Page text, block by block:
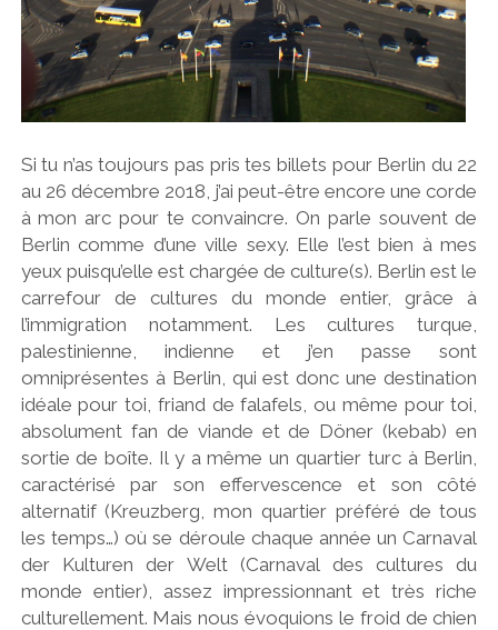
Si tu n’as toujours pas pris tes billets pour Berlin du 22
au 26 décembre 2018, j’ai peut-être encore une corde
à mon arc pour te convaincre. On parle souvent de
Berlin comme d’une ville sexy. Elle l’est bien à mes
yeux puisqu’elle est chargée de culture(s). Berlin est le
carrefour de cultures du monde entier, grâce à
l’immigration notamment. Les cultures turque,
palestinienne, indienne et j’en passe sont
omniprésentes à Berlin, qui est donc une destination
idéale pour toi, friand de falafels, ou même pour toi,
absolument fan de viande et de Döner (kebab) en
sortie de boîte. Il y a même un quartier turc à Berlin,
caractérisé par son effervescence et son côté
alternatif (Kreuzberg, mon quartier préféré de tous
les temps…) où se déroule chaque année un Carnaval
der Kulturen der Welt (Carnaval des cultures du
monde entier), assez impressionnant et très riche
culturellement. Mais nous évoquions le froid de chien